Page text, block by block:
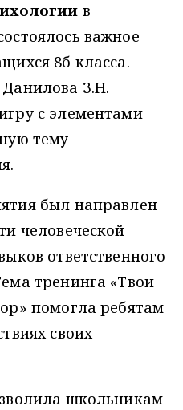
в
важное
8б класса.
З.Н.
с элементами
тему
был направлен
человеческой
ответственного
тренинга «Твои
помогла ребятам
своих
школьникам